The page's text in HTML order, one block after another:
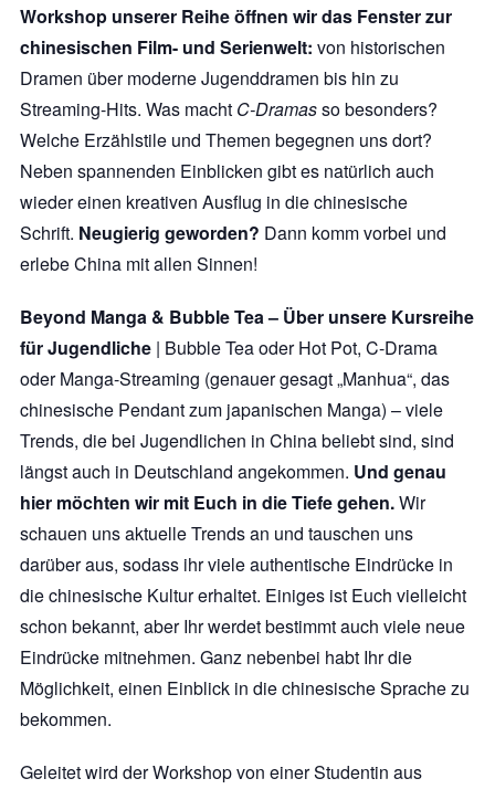
Workshop unserer Reihe öffnen wir das Fenster zur
chinesischen Film- und Serienwelt: von historischen
Dramen über moderne Jugenddramen bis hin zu
Streaming-Hits. Was macht C-Dramasso besonders?
Welche Erzählstile und Themen begegnen uns dort?
Neben spannenden Einblicken gibt es natürlich auch
wieder einen kreativen Ausflug in die chinesische
Schrift. Neugierig geworden? Dann komm vorbei und
erlebe China mit allen Sinnen!
Beyond Manga & Bubble Tea – Über unsere Kursreihe
für Jugendliche| Bubble Tea oder Hot Pot, C-Drama
oder Manga-Streaming (genauer gesagt „Manhua“, das
chinesische Pendant zum japanischen Manga) – viele
Trends, die bei Jugendlichen in China beliebt sind, sind
längst auch in Deutschland angekommen. Und genau
hier möchten wir mit Euch in die Tiefe gehen.Wir
schauen uns aktuelle Trends an und tauschen uns
darüber aus, sodass ihr viele authentische Eindrücke in
die chinesische Kultur erhaltet. Einiges ist Euch vielleicht
schon bekannt, aber Ihr werdet bestimmt auch viele neue
Eindrücke mitnehmen. Ganz nebenbei habt Ihr die
Möglichkeit, einen Einblick in die chinesische Sprache zu
bekommen.
Geleitet wird der Workshop von einer Studentin aus